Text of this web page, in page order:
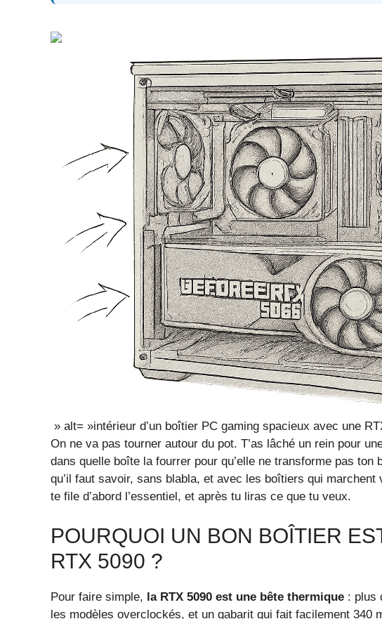
» alt= »intérieur d’un boîtier PC gaming spacieux avec une
On ne va pas tourner autour du pot. T’as lâché un rein pour
dans quelle boîte la fourrer pour qu’elle ne transforme pas
qu’il faut savoir, sans blabla, et avec les boîtiers qui marchent
te file d’abord l’essentiel, et après tu liras ce que tu veux.
POURQUOI UN BON BOÎTIER
RTX 5090 ?
Pour faire simple, la RTX 5090 est une bête thermique : plus
les modèles overclockés, et un gabarit qui fait facilement 340